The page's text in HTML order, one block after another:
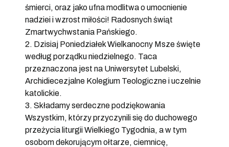
śmierci, oraz jako ufna modlitwa o umocnienie
nadziei i wzrost miłości! Radosnych świąt
Zmartwychwstania Pańskiego.
2. Dzisiaj Poniedziałek Wielkanocny Msze święte
według porządku niedzielnego. Taca
przeznaczona jest na Uniwersytet Lubelski,
Archidiecezjalne Kolegium Teologiczne i uczelnie
katolickie.
3. Składamy serdeczne podziękowania
Wszystkim, którzy przyczynili się do duchowego
przeżycia liturgii Wielkiego Tygodnia, a w tym
osobom dekorującym ołtarze, ciemnicę,